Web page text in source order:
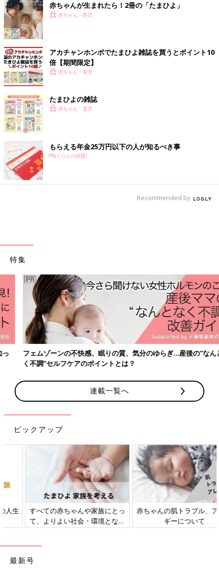
挨拶も無視などの態度は良くないと思いますが、相手を変える事
なんてできないし、ましてや意見する義理もありません。でもあ
えて波風を立てることもしたくないから『距離をとる』という策
に出たわけです。
何を偉そうに、と言われるのではと内心ヒヤヒヤしていました
が、思った以上に共感いただいて恐縮です。ありがとうございま
した」
と、投稿主さんは〆ました。
「育児は日々発展途上。最低限のマナーを守れば良
し」と、専門家
不快感を持ちながらも、断ち切ることのできない悩ましいママ友
関係について、子育てアドバイザーの長島ともこさんに聞きまし
たいものですよね。
しかし、明らかに“問題児”のお子さんとわが子が関わり、その関
係を通して“問題児”のママさんの言動に不信感や不快感を抱いた
りすることは、ママである以上避けて通れないことだと思います
し、そんなママと距離を置きたい、できれば避けたいと考えるの
は、ごく自然なことのように思います。
人づきあいの最低限のマナーは守りつつ、さりげなく距離をおい
た関わりを続けるぶんには、何の問題もないでしょう。相談者さ
んは、Aママから『理由なく避けられている』と言われていると
のことですが、あまり気にしなくてもよいと思います。
ただし、相手に対するネガティブな感情を、『挨拶せずに無視す
る』『そのママや子どもの悪口をふれまわる』などと“行動”で表
してしまうのは、なるべく避けたいもの。自分がそのような行動
をとっていないか、ときどき我が身を振り返ることも忘れないよ
うにしましょう。
子どもはもちろん、親だって、日々“発展途上”。『家族や周りの
人たちに支えられている』という感謝の気持ち、謙虚な気持ちを
忘れずに日々を過ごしていきたいものですね」
フリーライター、エディター、認定子育てアドバイザー。教育、
育児、妊娠＆出産を中心に幅広い分野で取材、執筆、企画ディレ
About子育て・PTA情報ガイド。大学生と中学生の母。
赤ちゃんが生まれたら！2冊の「たまひよ」
赤ちゃん・育児
アカチャンホンポでたまひよ雑誌を買うとポイント10
倍【期間限定】
赤ちゃん・育児
たまひよの雑誌
赤ちゃん・育児
もらえる年金25万円以下の人が知るべき事
PR(くらしの話題)
Recommended by
特集
フェムゾーンの不快感、眠りの質、気分のゆらぎ…産後の“なんとな
く不調”セルフケアのポイントとは？
連載一覧へ
ピックアップ
すべての赤ちゃんや家族にとっ
て、よりよい社会・環境となる
ことをめざしてさまざまな課題
赤ちゃんの肌トラブル、アレル
ギーについて
最新号